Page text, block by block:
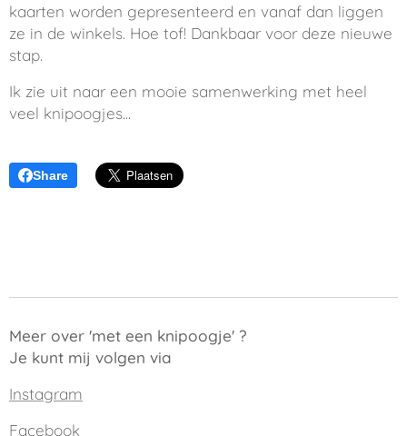
kaarten worden gepresenteerd en vanaf dan liggen
ze in de winkels. Hoe tof! Dankbaar voor deze nieuwe
stap.
Ik zie uit naar een mooie samenwerking met heel
veel knipoogjes...
Share
Meer over 'met een knipoogje' ?
Je kunt mij volgen via
Instagram
Facebook